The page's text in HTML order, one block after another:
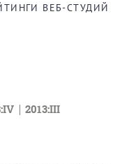
ВЕБ-СТУДИЙ
2013:III